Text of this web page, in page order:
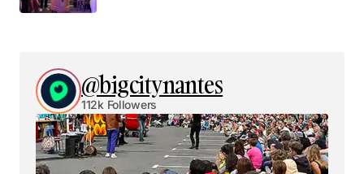
@bigcitynantes
112k Followers